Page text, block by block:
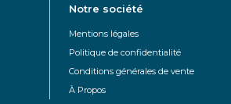
Notre société
Mentions légales
Politique de confidentialité
Conditions générales de vente
À Propos